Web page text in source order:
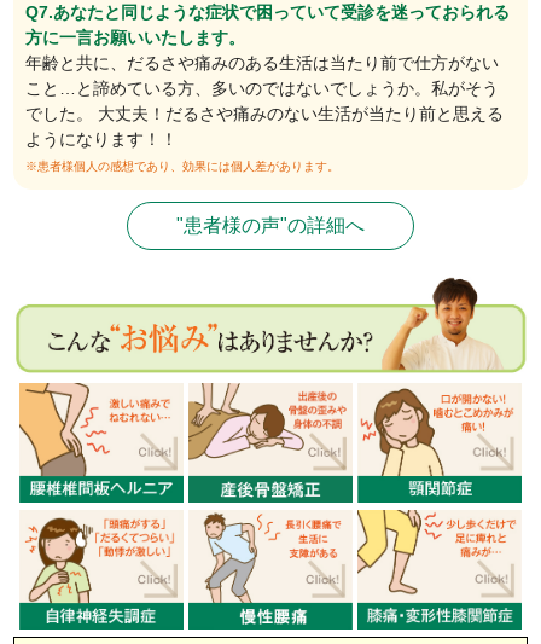
Q7.あなたと同じような症状で困っていて受診を迷っておられる
方に一言お願いいたします。
年齢と共に、だるさや痛みのある生活は当たり前で仕方がない
こと…と諦めている方、多いのではないでしょうか。私がそう
でした。 大丈夫！だるさや痛みのない生活が当たり前と思える
ようになります！！
※患者様個人の感想であり、効果には個人差があります。
"患者様の声"の詳細へ